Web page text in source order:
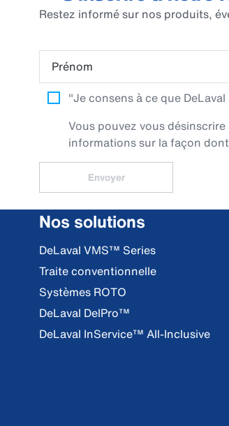
Restez informé sur nos produits,
Prénom
"Je consens à ce que
Vous pouvez vous
informations sur la façon
Envoyer
Nos solutions
DeLaval VMS™ Series
Traite conventionnelle
Systèmes ROTO
DeLaval DelPro™
DeLaval InService™ All-Inclusive